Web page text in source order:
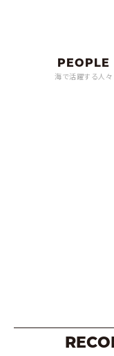
海で活躍する人々